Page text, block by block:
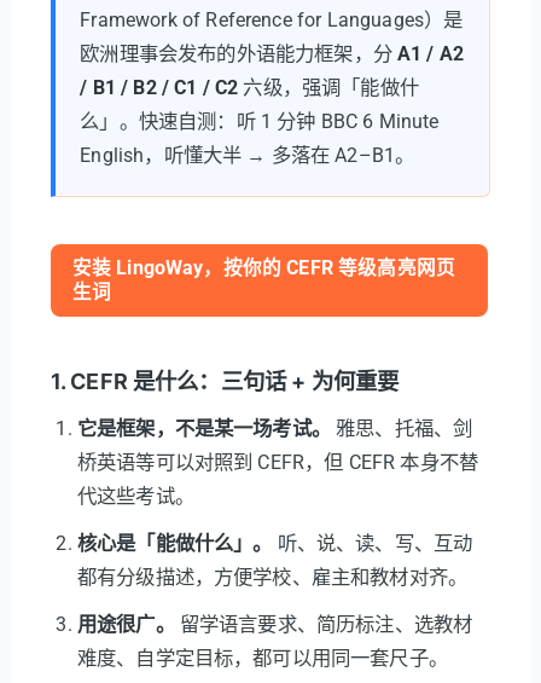
Framework of Reference for Languages）是
欧洲理事会发布的外语能力框架，分 A1 / A2
/ B1 / B2 / C1 / C2 六级，强调「能做什
么」。快速自测：听 1 分钟 BBC 6 Minute
English，听懂大半 → 多落在 A2–B1。
安装 LingoWay，按你的 CEFR 等级高亮网页
生词
1. CEFR 是什么：三句话 + 为何重要
它是框架，不是某一场考试。
雅思、托福、剑
桥英语等可以对照到 CEFR，但 CEFR 本身不替
代这些考试。
核心是「能做什么」。
听、说、读、写、互动
都有分级描述，方便学校、雇主和教材对齐。
用途很广。
留学语言要求、简历标注、选教材
难度、自学定目标，都可以用同一套尺子。